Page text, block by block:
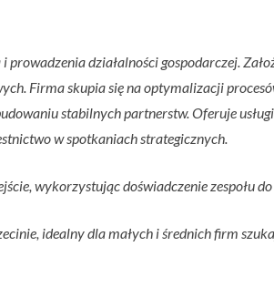
działalności gospodarczej.
Firma skupia się na optymalizacji
stabilnych partnerstw. Oferuje
w spotkaniach strategicznych.
wykorzystując doświadczenie zespołu
idealny dla małych i średnich firm